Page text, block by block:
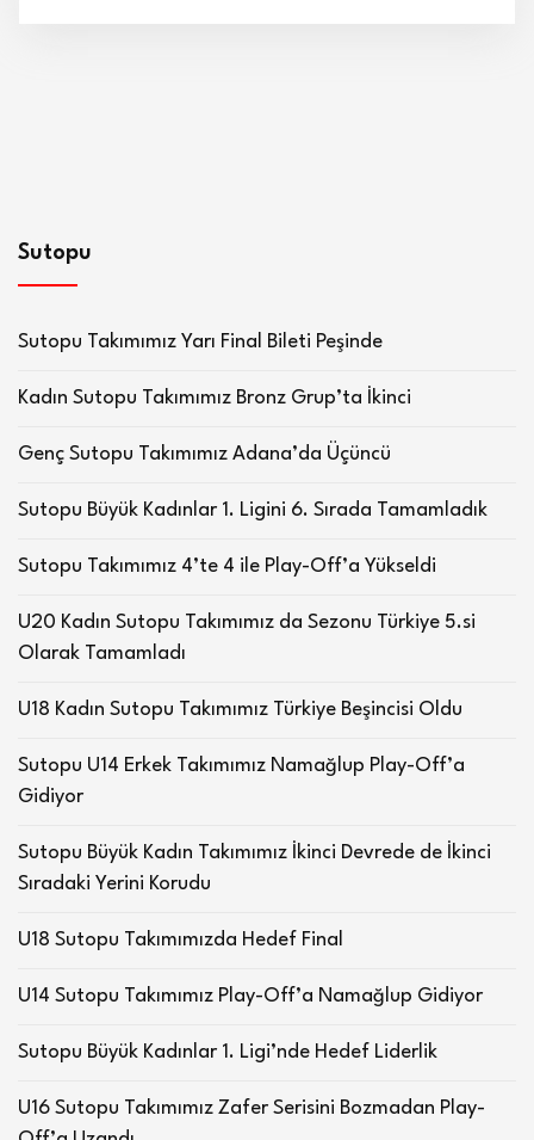
Sutopu
Sutopu Takımımız Yarı Final Bileti Peşinde
Kadın Sutopu Takımımız Bronz Grup’ta İkinci
Genç Sutopu Takımımız Adana’da Üçüncü
Sutopu Büyük Kadınlar 1. Ligini 6. Sırada Tamamladık
Sutopu Takımımız 4’te 4 ile Play-Off’a Yükseldi
U20 Kadın Sutopu Takımımız da Sezonu Türkiye 5.si
Olarak Tamamladı
U18 Kadın Sutopu Takımımız Türkiye Beşincisi Oldu
Sutopu U14 Erkek Takımımız Namağlup Play-Off’a
Gidiyor
Sutopu Büyük Kadın Takımımız İkinci Devrede de İkinci
Sıradaki Yerini Korudu
U18 Sutopu Takımımızda Hedef Final
U14 Sutopu Takımımız Play-Off’a Namağlup Gidiyor
Sutopu Büyük Kadınlar 1. Ligi’nde Hedef Liderlik
U16 Sutopu Takımımız Zafer Serisini Bozmadan Play-